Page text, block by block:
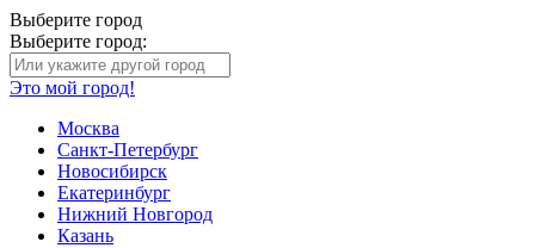
Выберите город
Выберите город:
Это мой город!
Москва
Санкт-Петербург
Новосибирск
Екатеринбург
Нижний Новгород
Казань